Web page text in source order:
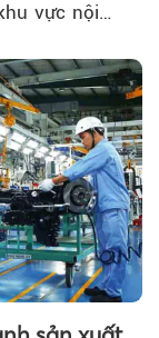
vực nội